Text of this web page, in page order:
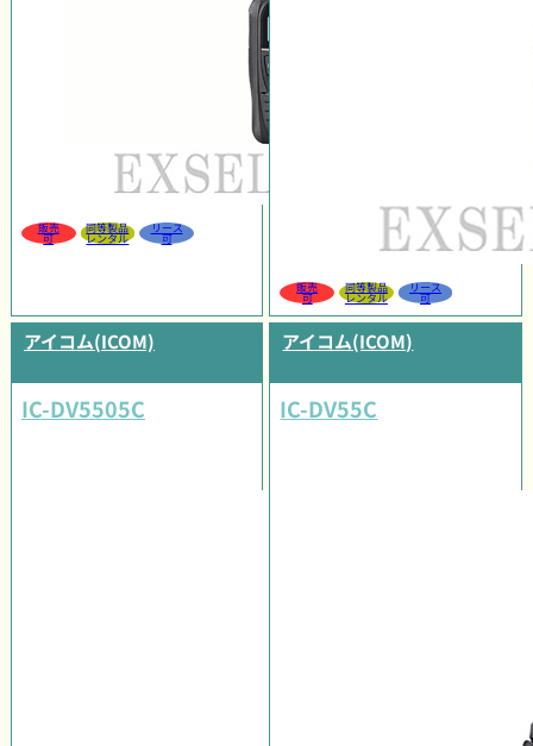
販売
可
同等製品
レンタル
リース
可
販売
可
同等製品
レンタル
リース
可
アイコム(ICOM)
IC-DV5505C
アイコム(ICOM)
IC-DV55C